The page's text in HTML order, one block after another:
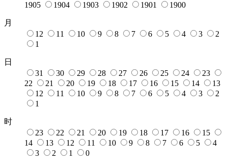
1905
1904 1903 1902 1901 1900
月
12
11 10 9 8 7 6 5 4 3
2
1
日
31
30 29 28 27 26 25 24
23
22
21 20 19 18 17 16 15 14
13
12
11 10 9 8 7 6 5 4 3
2
1
时
23
22 21 20 19 18 17 16
15
14
13 12 11 10 9 8 7 6 5
4
3
2 1 0